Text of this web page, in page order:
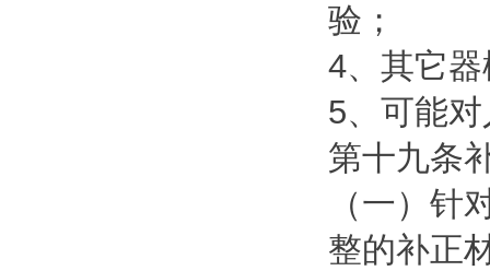
验；
4、其它
5、可能
第十九条
（一）针
整的补正